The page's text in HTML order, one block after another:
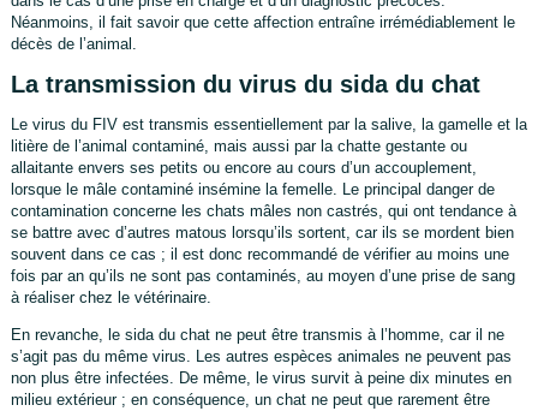
Néanmoins, il fait savoir que cette affection entraîne irrémédiablement le
décès de l’animal.
La transmission du virus du sida du chat
Le virus du FIV est transmis essentiellement par la salive, la gamelle et la
litière de l’animal contaminé, mais aussi par la chatte gestante ou
allaitante envers ses petits ou encore au cours d’un accouplement,
lorsque le mâle contaminé insémine la femelle. Le principal danger de
contamination concerne les chats mâles non castrés, qui ont tendance à
se battre avec d’autres matous lorsqu’ils sortent, car ils se mordent bien
souvent dans ce cas ; il est donc recommandé de vérifier au moins une
fois par an qu’ils ne sont pas contaminés, au moyen d’une prise de sang
à réaliser chez le vétérinaire.
En revanche, le sida du chat ne peut être transmis à l’homme, car il ne
s’agit pas du même virus. Les autres espèces animales ne peuvent pas
non plus être infectées. De même, le virus survit à peine dix minutes en
milieu extérieur ; en conséquence, un chat ne peut que rarement être